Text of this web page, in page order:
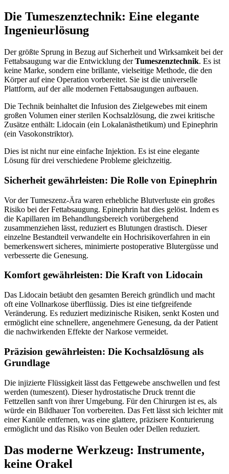
Die Tumeszenztechnik: Eine elegante
Ingenieurlösung
Der größte Sprung in Bezug auf Sicherheit und Wirksamkeit bei der
Fettabsaugung war die Entwicklung derTumeszenztechnik. Es ist
keine Marke, sondern eine brillante, vielseitige Methode, die den
Körper auf eine Operation vorbereitet. Sie ist die universelle
Plattform, auf der alle modernen Fettabsaugungen aufbauen.
Die Technik beinhaltet die Infusion des Zielgewebes mit einem
großen Volumen einer sterilen Kochsalzlösung, die zwei kritische
Zusätze enthält: Lidocain (ein Lokalanästhetikum) und Epinephrin
(ein Vasokonstriktor).
Dies ist nicht nur eine einfache Injektion. Es ist eine elegante
Lösung für drei verschiedene Probleme gleichzeitig.
Sicherheit gewährleisten: Die Rolle von Epinephrin
Vor der Tumeszenz-Ära waren erhebliche Blutverluste ein großes
Risiko bei der Fettabsaugung. Epinephrin hat dies gelöst. Indem es
die Kapillaren im Behandlungsbereich vorübergehend
zusammenziehen lässt, reduziert es Blutungen drastisch. Dieser
einzelne Bestandteil verwandelte ein Hochrisikoverfahren in ein
bemerkenswert sicheres, minimierte postoperative Blutergüsse und
verbesserte die Genesung.
Komfort gewährleisten: Die Kraft von Lidocain
Das Lidocain betäubt den gesamten Bereich gründlich und macht
oft eine Vollnarkose überflüssig. Dies ist eine tiefgreifende
Veränderung. Es reduziert medizinische Risiken, senkt Kosten und
ermöglicht eine schnellere, angenehmere Genesung, da der Patient
die nachwirkenden Effekte der Narkose vermeidet.
Präzision gewährleisten: Die Kochsalzlösung als
Grundlage
Die injizierte Flüssigkeit lässt das Fettgewebe anschwellen und fest
werden (tumeszent). Dieser hydrostatische Druck trennt die
Fettzellen sanft von ihrer Umgebung. Für den Chirurgen ist es, als
würde ein Bildhauer Ton vorbereiten. Das Fett lässt sich leichter mit
einer Kanüle entfernen, was eine glattere, präzisere Konturierung
ermöglicht und das Risiko von Beulen oder Dellen reduziert.
Das moderne Werkzeug: Instrumente,
keine Orakel